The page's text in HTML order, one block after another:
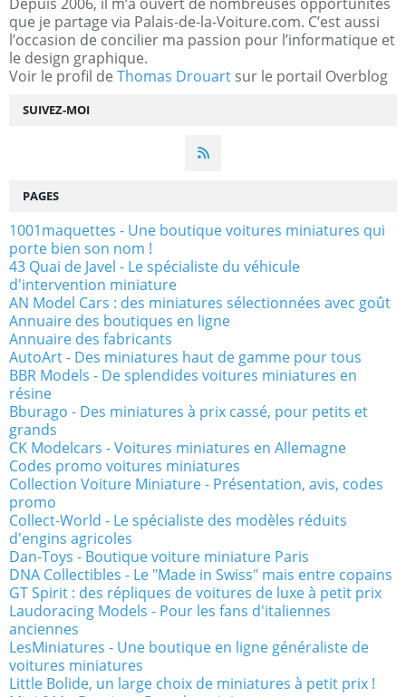
SUIVEZ-MOI
que je partage via Palais-de-la-Voiture.com. C’est aussi
l’occasion de concilier ma passion pour l’informatique et
le design graphique.
Voir le profil de Thomas Drouart sur le portail Overblog
PAGES
1001maquettes - Une boutique voitures miniatures qui
porte bien son nom !
43 Quai de Javel - Le spécialiste du véhicule
d'intervention miniature
AN Model Cars : des miniatures sélectionnées avec goût
Annuaire des boutiques en ligne
Annuaire des fabricants
AutoArt - Des miniatures haut de gamme pour tous
BBR Models - De splendides voitures miniatures en
résine
Bburago - Des miniatures à prix cassé, pour petits et
grands
CK Modelcars - Voitures miniatures en Allemagne
Codes promo voitures miniatures
Collection Voiture Miniature - Présentation, avis, codes
promo
Collect-World - Le spécialiste des modèles réduits
d'engins agricoles
Dan-Toys - Boutique voiture miniature Paris
DNA Collectibles - Le "Made in Swiss" mais entre copains
GT Spirit : des répliques de voitures de luxe à petit prix
Laudoracing Models - Pour les fans d'italiennes
anciennes
LesMiniatures - Une boutique en ligne généraliste de
voitures miniatures
Little Bolide, un large choix de miniatures à petit prix !